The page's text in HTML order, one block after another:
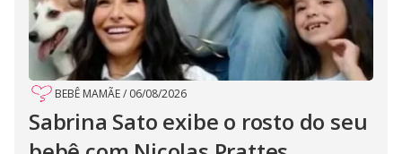
BEBÊ MAMÃE/ 06/08/2026
Sabrina Sato exibe o rosto do seu